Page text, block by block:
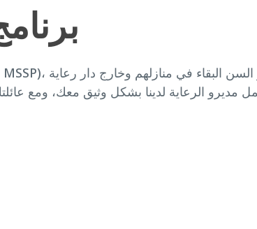
مديرو الرعاية لدينا بشكل وثيق معك، ومع